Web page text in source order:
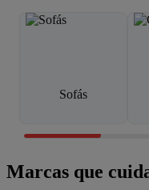
Sofás
Marcas que